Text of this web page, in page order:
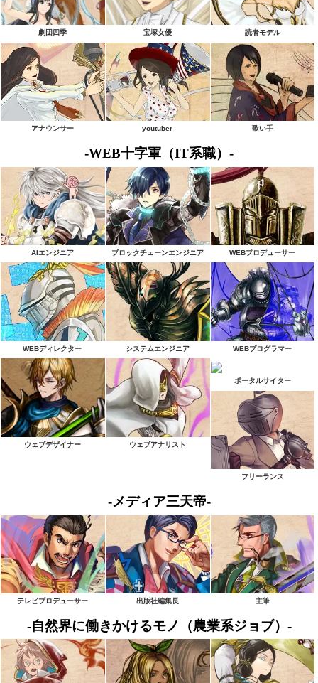
劇団四季 宝塚女優 読者モデル
アナウンサー youtuber 歌い手
-WEB十字軍（IT系職）-
AIエンジニア ブロックチェーンエンジニア WEBプロデューサー
WEBディレクター システムエンジニア WEBプログラマー
ウェブデザイナー ウェブアナリスト
ポータルサイター
フリーランス
-メディア三天帝-
テレビプロデューサー 出版社編集長 主筆
-自然界に働きかけるモノ（農業系ジョブ）-